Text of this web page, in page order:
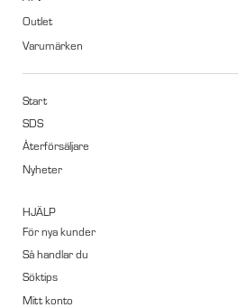
Outlet
Varumärken
Start
SDS
Återförsäljare
Nyheter
HJÄLP
För nya kunder
Så handlar du
Söktips
Mitt konto